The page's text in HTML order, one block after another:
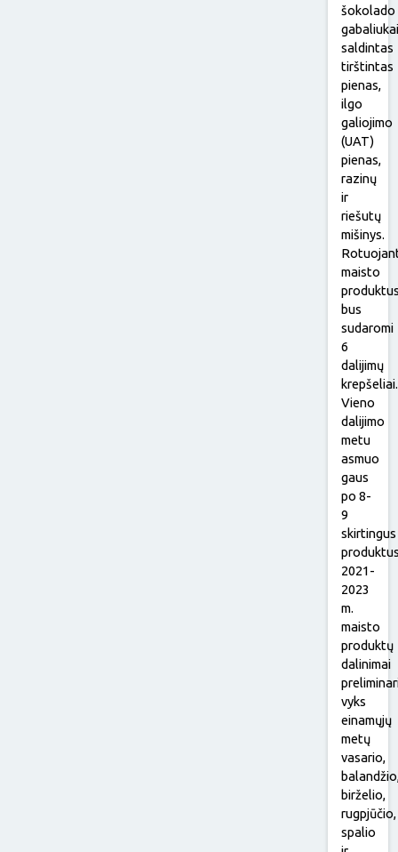
šokolado
saldintas
tirštintas
pienas,
ilgo
galiojimo
(UAT)
pienas,
razinų
ir
riešutų
mišinys.
maisto
bus
sudaromi
6
dalijimų
krepšeliai.
Vieno
dalijimo
metu
asmuo
gaus
po 8-
9
skirtingus
2021-
2023
m.
maisto
produktų
dalinimai
vyks
einamųjų
metų
vasario,
birželio,
rugpjūčio,
spalio